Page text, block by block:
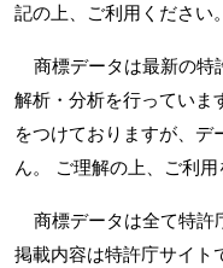
記の上、ご利用ください。
商標データは最新の特
解析・分析を行っていま
をつけておりますが、
ん。 ご理解の上、ご利用
商標データは全て特許
掲載内容は特許庁サイト